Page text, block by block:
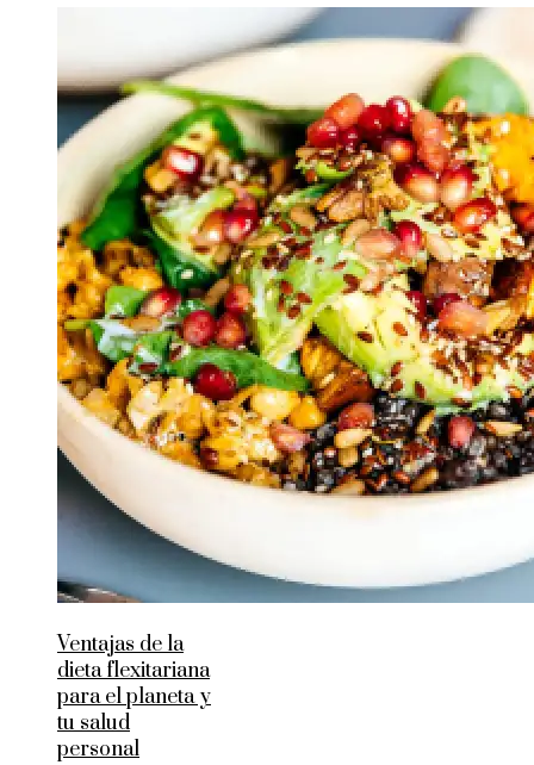
Ventajas de la
dieta flexitariana
para el planeta y
tu salud
personal